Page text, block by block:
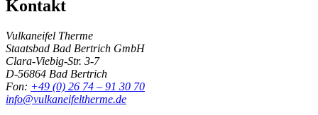
Kontakt
Vulkaneifel Therme
Staatsbad Bad Bertrich GmbH
Clara-Viebig-Str. 3-7
D-56864 Bad Bertrich
Fon: +49 (0) 26 74 – 91 30 70
info@vulkaneifeltherme.de